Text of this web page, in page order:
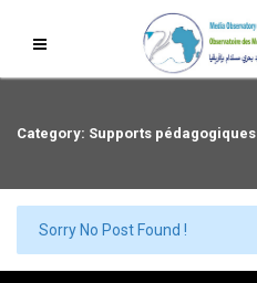
Category: Supports pédagogiques
Sorry No Post Found !